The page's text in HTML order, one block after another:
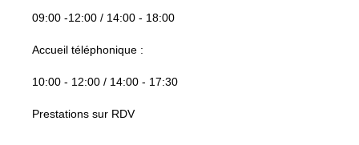
09:00 -12:00 / 14:00 - 18:00
Accueil téléphonique :
10:00 - 12:00 / 14:00 - 17:30
Prestations sur RDV